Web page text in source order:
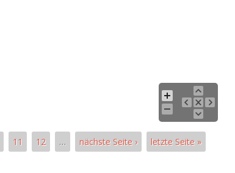
11 12 … nächste Seite › letzte Seite »